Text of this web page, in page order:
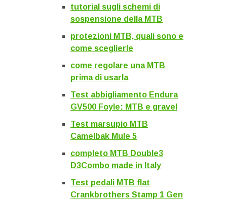
tutorial sugli schemi di
sospensione della MTB
protezioni MTB, quali sono e
come sceglierle
come regolare una MTB
prima di usarla
Test abbigliamento Endura
GV500 Foyle: MTB e gravel
Test marsupio MTB
Camelbak Mule 5
completo MTB Double3
D3Combo made in Italy
Test pedali MTB flat
Crankbrothers Stamp 1 Gen